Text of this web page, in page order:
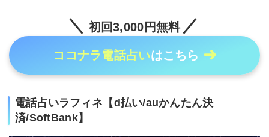
初回3,000円無料
ココナラ電話占いはこちら
電話占いラフィネ【d払い/auかんたん決
済/SoftBank】